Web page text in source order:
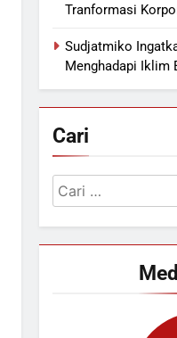
Tranformasi
Sudjatmiko
Menghadapi Iklim
Cari
Cari
untuk: